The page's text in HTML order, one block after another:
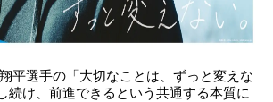
平選手の「大切なことは、ずっと変えな
続け、前進できるという共通する本質に